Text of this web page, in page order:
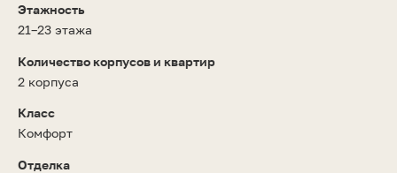
Этажность
21–23 этажа
Количество корпусов и квартир
2 корпуса
Класс
Комфорт
Отделка